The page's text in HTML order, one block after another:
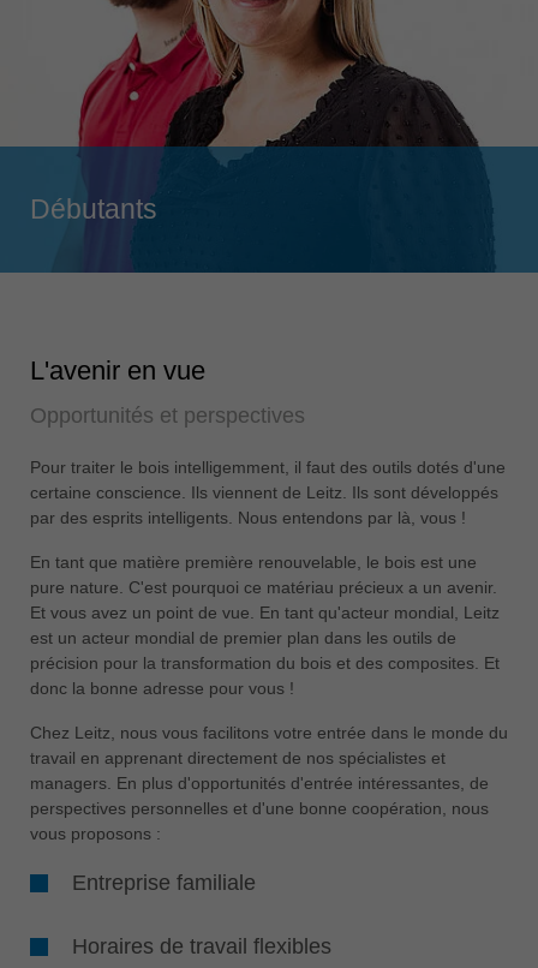
Română
Schweiz
deutsch
Singapore
english
Suomi
english
Türkiye
USA
english
Việt Nam
tiếng việt
中国
中文
ประเทศไทย
ไทย
Україна
yкраїнська
Débutants
L'avenir en vue
Opportunités et perspectives
Pour traiter le bois intelligemment, il faut des outils dotés d'une
certaine conscience. Ils viennent de Leitz. Ils sont développés
par des esprits intelligents. Nous entendons par là, vous !
En tant que matière première renouvelable, le bois est une
pure nature. C'est pourquoi ce matériau précieux a un avenir.
Et vous avez un point de vue. En tant qu'acteur mondial, Leitz
est un acteur mondial de premier plan dans les outils de
précision pour la transformation du bois et des composites. Et
donc la bonne adresse pour vous !
Chez Leitz, nous vous facilitons votre entrée dans le monde du
travail en apprenant directement de nos spécialistes et
managers. En plus d'opportunités d'entrée intéressantes, de
perspectives personnelles et d'une bonne coopération, nous
vous proposons :
Entreprise familiale
Horaires de travail flexibles